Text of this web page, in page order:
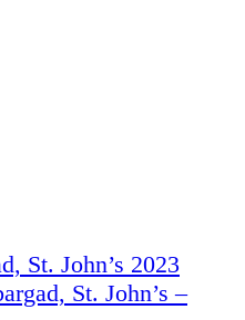
St. John’s 2023
St. John’s –